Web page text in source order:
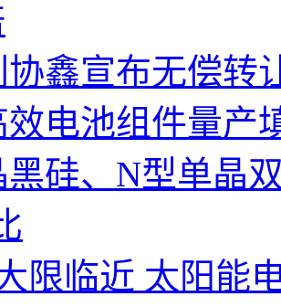
协鑫宣布无偿转
效电池组件量产
黑硅、N型单晶
限临近 太阳能